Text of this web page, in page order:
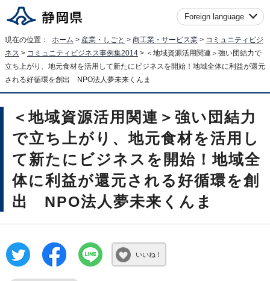
Foreign language
現在の位置： ホーム > 産業・しごと > 商工業・サービス業 > コミュニティビジ
ネス > コミュニティビジネス事例集2014 > ＜地域資源活用関連＞強い団結力で
立ち上がり、地元食材を活用して新たにビジネスを開始！地域全体に利益が還元
される好循環を創出 NPO法人夢未来くんま
＜地域資源活用関連＞強い団結力
で立ち上がり、地元食材を活用し
て新たにビジネスを開始！地域全
体に利益が還元される好循環を創
出 NPO法人夢未来くんま
いいね！